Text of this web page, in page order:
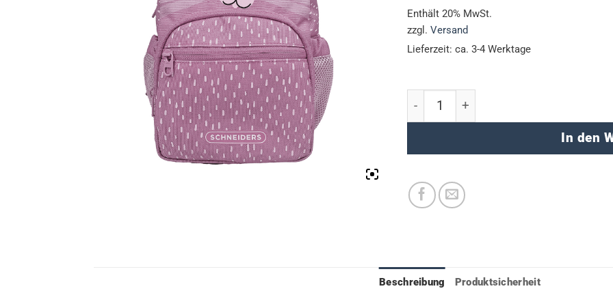
war:
€39,99
Enthält 20% MwSt.
zzgl.Versand
Lieferzeit: ca. 3-4 Werktage
Kinderrucksack Mini - Mia Meow Menge
In den
Beschreibung Produktsicherheit